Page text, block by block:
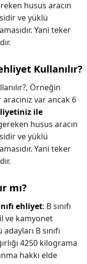
husus aracın
ve yüklü
Yani teker
Kullanılır?
Örneğin
var ancak 6
ile
husus aracın
ve yüklü
Yani teker
mı?
ehliyet: B sınıfı
ve kamyonet
B sınıfı
4250 kilograma
hakkı elde